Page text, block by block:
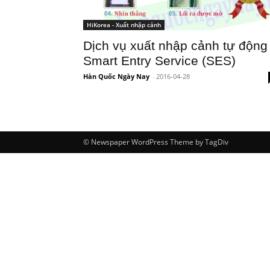
HiKorea - Xuất nhập cảnh
Dịch vụ xuất nhập cảnh tự động
Smart Entry Service (SES)
Hàn Quốc Ngày Nay - 2016-04-28
© Newspaper WordPress Theme by TagDiv